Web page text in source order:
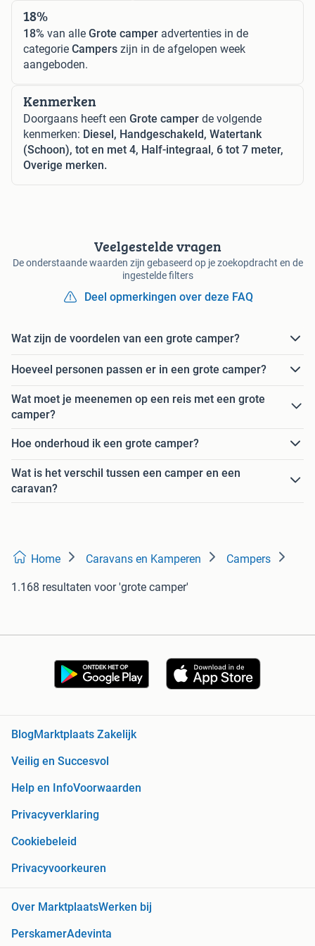
18%
18% van alle Grote camper advertenties in de
categorie Campers zijn in de afgelopen week
aangeboden.
Kenmerken
Doorgaans heeft een Grote camper de volgende
kenmerken: Diesel, Handgeschakeld, Watertank
(Schoon), tot en met 4, Half-integraal, 6 tot 7 meter,
Overige merken.
Veelgestelde vragen
De onderstaande waarden zijn gebaseerd op je zoekopdracht en de
ingestelde filters
Deel opmerkingen over deze FAQ
Wat zijn de voordelen van een grote camper?
Hoeveel personen passen er in een grote camper?
Wat moet je meenemen op een reis met een grote
camper?
Hoe onderhoud ik een grote camper?
Wat is het verschil tussen een camper en een
caravan?
Home Caravans en Kamperen Campers
1.168 resultaten voor 'grote camper'
BlogMarktplaats Zakelijk
Veilig en Succesvol
Help en InfoVoorwaarden
Privacyverklaring
Cookiebeleid
Privacyvoorkeuren
Over MarktplaatsWerken bij
PerskamerAdevinta